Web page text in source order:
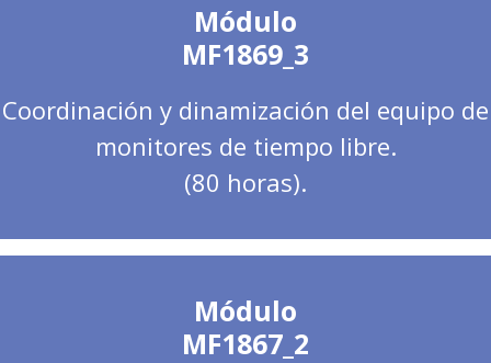
Módulo
MF1869_3
Coordinación y dinamización del equipo de
monitores de tiempo libre.
(80 horas).
Módulo
MF1867_2